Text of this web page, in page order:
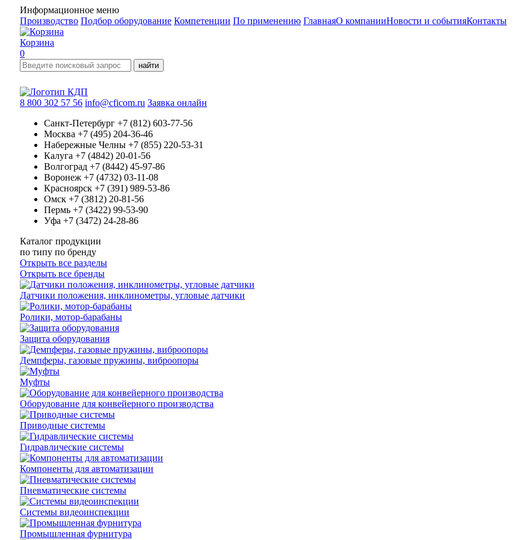
Информационное меню
Производство Подбор оборудование Компетенции По применению ГлавнаяО компанииНовости и событияКонтакты
Корзина
0
найти
8 800 302 57 56 info@cficom.ru Заявка онлайн
Санкт-Петербург +7 (812) 603-77-56
Москва +7 (495) 204-36-46
Набережные Челны +7 (855) 220-53-31
Калуга +7 (4842) 20-01-56
Волгоград +7 (8442) 45-97-86
Воронеж +7 (4732) 03-11-08
Красноярск +7 (391) 989-53-86
Омск +7 (3812) 20-81-56
Пермь +7 (3422) 99-53-90
Уфа +7 (3472) 24-28-86
Каталог продукции
по типу по бренду
Открыть все разделы
Открыть все бренды
Датчики положения, инклинометры, угловые датчики
Ролики, мотор-барабаны
Защита оборудования
Демпферы, газовые пружины, виброопоры
Муфты
Оборудование для конвейерного производства
Приводные системы
Гидравлические системы
Компоненты для автоматизации
Пневматические системы
Системы видеоинспекции
Промышленная фурнитура